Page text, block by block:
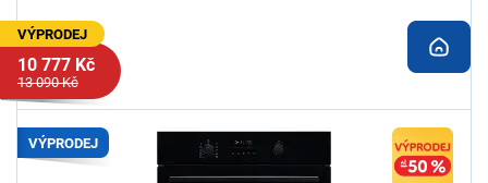
VÝPRODEJ
10 777 Kč
13 090 Kč
VÝPRODEJ